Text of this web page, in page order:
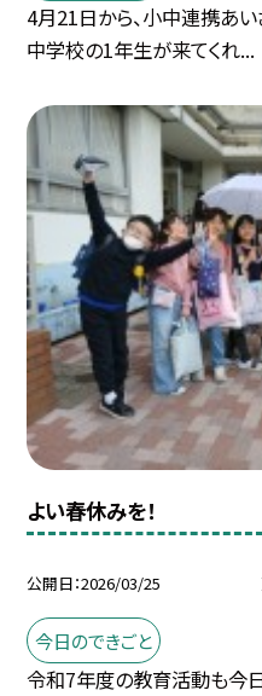
4月21日から、小中連携あ
中学校の1年生が来てくれ...
よい春休みを！
公開日 2026/03/25
今日のできごと
令和7年度の教育活動も今